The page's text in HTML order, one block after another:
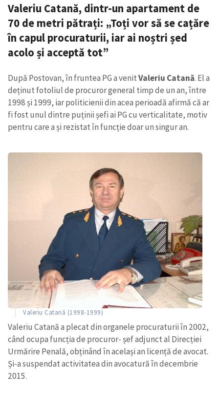
Valeriu Catană, dintr-un apartament de
70 de metri pătrați: „Toți vor să se cațăre
în capul procuraturii, iar ai noștri șed
acolo și acceptă tot”
După Postovan, în fruntea PG a venitValeriu Catană. El a
deținut fotoliul de procuror general timp de un an, între
1998 și 1999, iar politicienii din acea perioadă afirmă că ar
fi fost unul dintre puținii șefi ai PG cu verticalitate, motiv
pentru care a și rezistat în funcție doar un singur an.
Valeriu Catană (1998-1999)
Valeriu Catană a plecat din organele procuraturii în 2002,
când ocupa funcția de procuror- șef adjunct al Direcției
Urmărire Penală, obținând în același an licență de avocat.
Și-a suspendat activitatea din avocatură în decembrie
2015.
ȘTIREA MEA
Titlu știre
+ Adaugă titlu
Fotografie
+ Încarcă imagine
Link media+ Link media